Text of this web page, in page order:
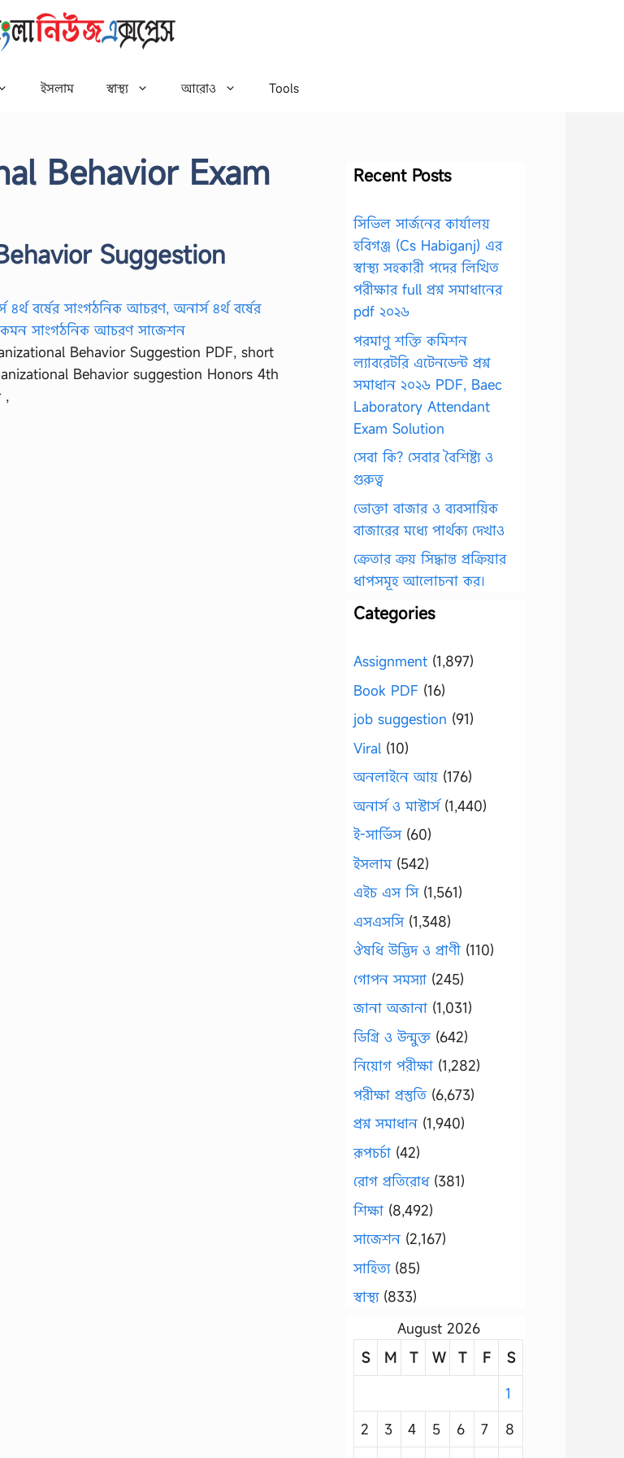
ইসলাম স্বাস্থ্য আরোও Tools
Behavior Exam
Suggestion
Behavior Suggestion PDF, short
Behavior suggestion Honors 4th
,
Recent Posts
সিভিল সার্জনের কার্যালয়
হবিগঞ্জ (Cs Habiganj) এর
স্বাস্থ্য সহকারী পদের লিখিত
পরীক্ষার full প্রশ্ন সমাধানের
pdf ২০২৬
পরমাণু শক্তি কমিশন
ল্যাবরেটরি এটেনডেন্ট প্রশ্ন
সমাধান ২০২৬ PDF, Baec
Laboratory Attendant
Exam Solution
সেবা কি? সেবার বৈশিষ্ট্য ও
গুরুত্ব
ভোক্তা বাজার ও ব্যবসায়িক
বাজারের মধ্যে পার্থক্য দেখাও
ক্রেতার ক্রয় সিদ্ধান্ত প্রক্রিয়ার
ধাপসমূহ আলোচনা কর।
Categories
Assignment (1,897)
Book PDF (16)
job suggestion (91)
Viral (10)
অনলাইনে আয় (176)
অনার্স ও মাস্টার্স(1,440)
ই-সার্ভিস(60)
ইসলাম(542)
এইচ এস সি(1,561)
এসএসসি(1,348)
ঔষধি উদ্ভিদ ও প্রাণী (110)
গোপন সমস্যা (245)
জানা অজানা (1,031)
ডিগ্রি ও উন্মুক্ত (642)
নিয়োগ পরীক্ষা (1,282)
পরীক্ষা প্রস্তুতি (6,673)
প্রশ্ন সমাধান (1,940)
রূপচর্চা (42)
রোগ প্রতিরোধ(381)
শিক্ষা (8,492)
সাজেশন (2,167)
সাহিত্য(85)
স্বাস্থ্য(833)
August 2026
S
M T W T F
S
1
2
3 4 5 6 7
8